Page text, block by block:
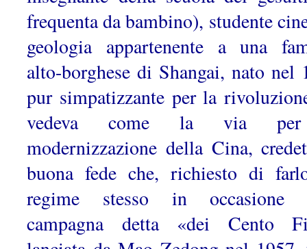
frequenta da bambino), studente
geologia appartenente a una
alto-borghese di Shangai, nato nel
pur simpatizzante per la
vedeva come la via
modernizzazione della Cina,
buona fede che, richiesto di
regime stesso in occasione
campagna detta «dei Cento